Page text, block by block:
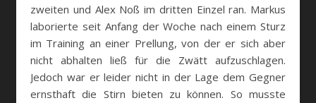
zweiten und Alex Noß im dritten Einzel ran. Markus
laborierte seit Anfang der Woche nach einem Sturz
im Training an einer Prellung, von der er sich aber
nicht abhalten ließ für die Zwätt aufzuschlagen.
Jedoch war er leider nicht in der Lage dem Gegner
ernsthaft die Stirn bieten zu können. So musste